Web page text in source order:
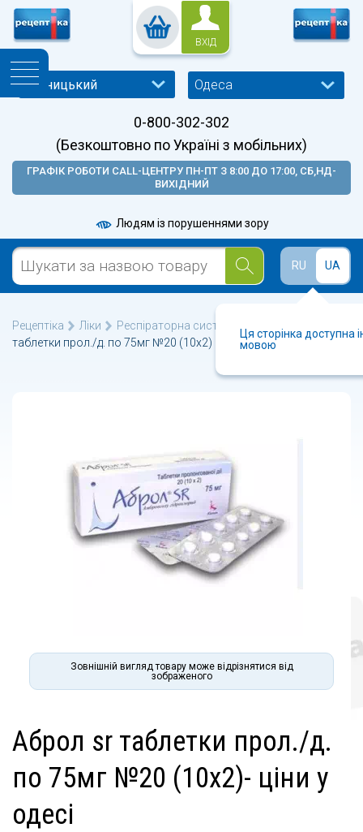
ВХІД
Одеса
0-800-302-302
(Безкоштовно по Україні з мобільних)
ГРАФІК РОБОТИ CALL-ЦЕНТРУ ПН-ПТ З 8:00 ДО 17:00, СБ,НД-
ВИХІДНИЙ
Людям із порушеннями зору
RU UA
Ця сторінка доступна
мовою
Рецептіка Ліки Респіраторна система
таблетки прол./д. по 75мг №20 (10х2)
Зовнішній вигляд товару може відрізнятися від
зображеного
аброл sr таблетки прол./д.
по 75мг №20 (10х2)- ціни у
одесі